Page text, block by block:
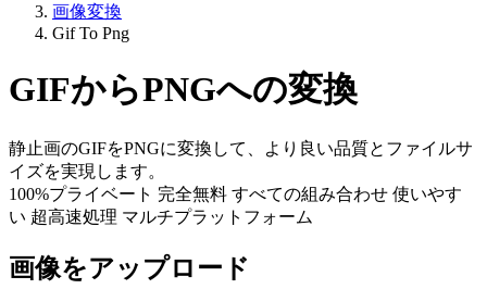
画像変換
Gif To Png
GIFからPNGへの変換
静止画のGIFをPNGに変換して、より良い品質とファイルサ
イズを実現します。
100%プライベート 完全無料 すべての組み合わせ 使いやす
い 超高速処理 マルチプラットフォーム
画像をアップロード